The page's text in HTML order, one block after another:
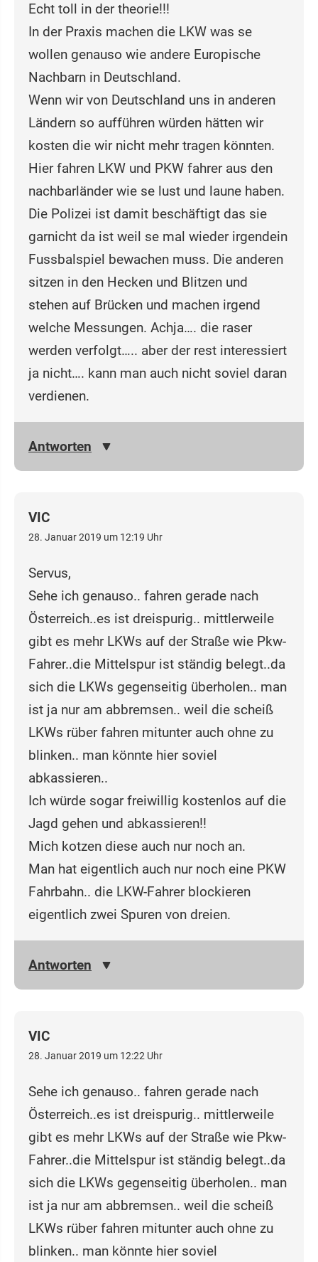
Echt toll in der theorie!!!
In der Praxis machen die LKW was se
wollen genauso wie andere Europische
Nachbarn in Deutschland.
Wenn wir von Deutschland uns in anderen
Ländern so aufführen würden hätten wir
kosten die wir nicht mehr tragen könnten.
Hier fahren LKW und PKW fahrer aus den
nachbarländer wie se lust und laune haben.
Die Polizei ist damit beschäftigt das sie
garnicht da ist weil se mal wieder irgendein
Fussbalspiel bewachen muss. Die anderen
sitzen in den Hecken und Blitzen und
stehen auf Brücken und machen irgend
welche Messungen. Achja…. die raser
werden verfolgt….. aber der rest interessiert
ja nicht…. kann man auch nicht soviel daran
verdienen.
Antworten
VIC
28. Januar 2019 um 12:19 Uhr
Servus,
Sehe ich genauso.. fahren gerade nach
Österreich..es ist dreispurig.. mittlerweile
gibt es mehr LKWs auf der Straße wie Pkw-
Fahrer..die Mittelspur ist ständig belegt..da
sich die LKWs gegenseitig überholen.. man
ist ja nur am abbremsen.. weil die scheiß
LKWs rüber fahren mitunter auch ohne zu
blinken.. man könnte hier soviel
abkassieren..
Ich würde sogar freiwillig kostenlos auf die
Jagd gehen und abkassieren!!
Mich kotzen diese auch nur noch an.
Man hat eigentlich auch nur noch eine PKW
Fahrbahn.. die LKW-Fahrer blockieren
eigentlich zwei Spuren von dreien.
Antworten
VIC
28. Januar 2019 um 12:22 Uhr
Sehe ich genauso.. fahren gerade nach
Österreich..es ist dreispurig.. mittlerweile
gibt es mehr LKWs auf der Straße wie Pkw-
Fahrer..die Mittelspur ist ständig belegt..da
sich die LKWs gegenseitig überholen.. man
ist ja nur am abbremsen.. weil die scheiß
LKWs rüber fahren mitunter auch ohne zu
blinken.. man könnte hier soviel